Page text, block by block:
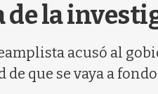
de la
acusó al
que se vaya a